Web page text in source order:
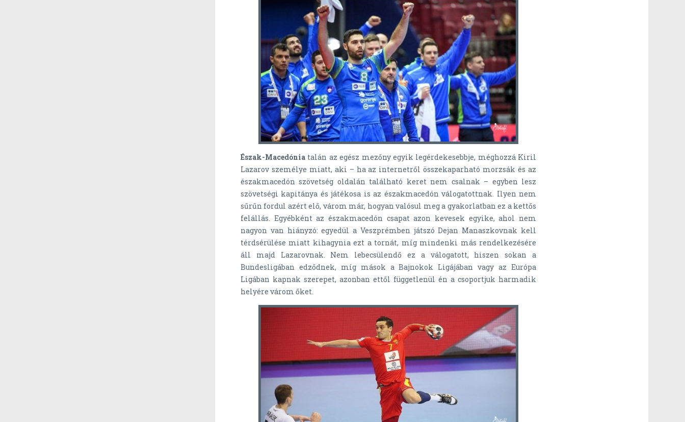
Észak-Macedónia talán az egész mezőny egyik legérdekesebbje, méghozzá Kiril
Lazarov személye miatt, aki – ha az internetről összekaparható morzsák és az
északmacedón szövetség oldalán található keret nem csalnak – egyben lesz
szövetségi kapitánya és játékosa is az északmacedón válogatottnak. Ilyen nem
sűrűn fordul azért elő, várom már, hogyan valósul meg a gyakorlatban ez a kettős
felállás. Egyébként az északmacedón csapat azon kevesek egyike, ahol nem
nagyon van hiányzó: egyedül a Veszprémben játszó Dejan Manaszkovnak kell
térdsérülése miatt kihagynia ezt a tornát, míg mindenki más rendelkezésére
áll majd Lazarovnak. Nem lebecsülendő ez a válogatott, hiszen sokan a
Bundesligában edződnek, míg mások a Bajnokok Ligájában vagy az Európa
Ligában kapnak szerepet, azonban ettől függetlenül én a csoportjuk harmadik
helyére várom őket.